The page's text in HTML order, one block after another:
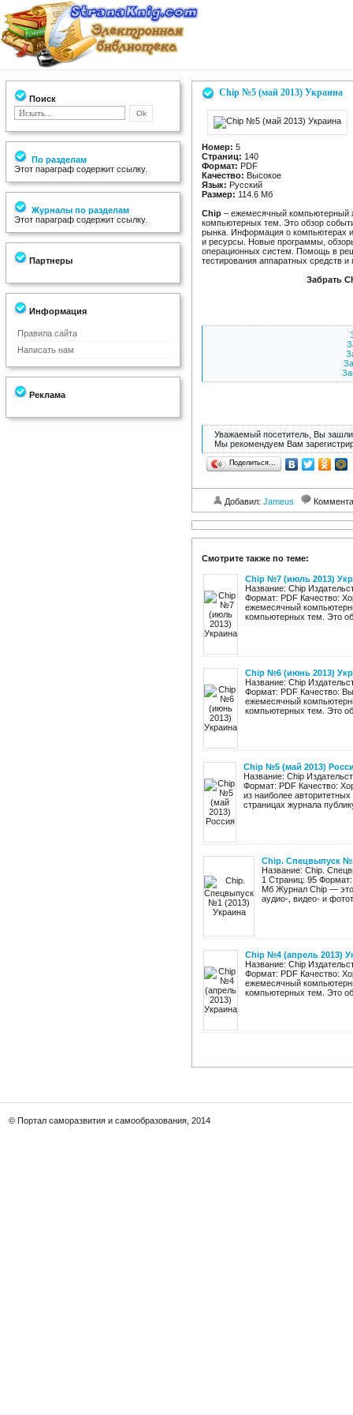
Поиск
По разделам
Этот параграф содержит ссылку.
Журналы по разделам
Этот параграф содержит ссылку.
Партнеры
Информация
Правила сайта
Написать нам
Реклама
Chip №5 (май 2013) Украина
Номер: 5
Страниц: 140
Формат: PDF
Качество: Высокое
Язык: Русский
Размер: 114.6 Мб
Chip – ежемесячный компьютерный
компьютерных тем. Это обзор
рынка. Информация о компьютерах
и ресурсы. Новые программы,
операционных систем. Помощь в
тестирования аппаратных средств
Забрать
Уважаемый посетитель, Вы зашли
Мы рекомендуем Вам
Поделиться…
Добавил: Jameus
Смотрите также по теме:
Chip №7 (июль 2013)
Название: Chip
Формат: PDF Качество:
ежемесячный
компьютерных тем. Это
Chip №6 (июнь 2013)
Название: Chip
Формат: PDF Качество:
ежемесячный
компьютерных тем. Это
Chip №5 (май 2013)
Название: Chip
Формат: PDF Качество:
из наиболее
страницах журнала
Chip. Спецвыпуск
Название: Chip.
1 Страниц: 95
Мб Журнал Chip — это
аудио-, видео- и
Chip №4 (апрель 2013)
Название: Chip
Формат: PDF Качество:
ежемесячный
компьютерных тем. Это
© Портал саморазвития и самообразования, 2014